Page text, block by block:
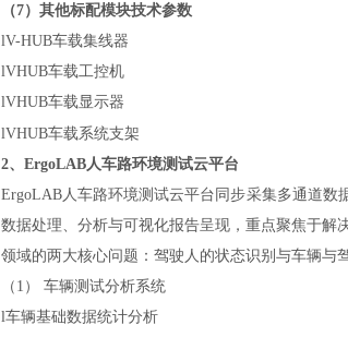
（7）其他标配模块技术参数
lV-HUB车载集线器
lVHUB车载工控机
lVHUB车载显示器
lVHUB车载系统支架
2、ErgoLAB人车路环境测试云平台
ErgoLAB人车路环境测试云平台同步采集多通道
数据处理、分析与可视化报告呈现，重点聚焦于解
领域的两大核心问题：驾驶人的状态识别与车辆与
（1） 车辆测试分析系统
l车辆基础数据统计分析